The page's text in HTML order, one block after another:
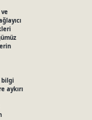
bilgi
aykırı